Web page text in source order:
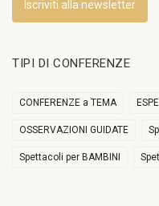
Iscriviti alla newsletter
TIPI DI CONFERENZE
CONFERENZE a TEMA
OSSERVAZIONI GUIDATE
Spettacoli per BAMBINI